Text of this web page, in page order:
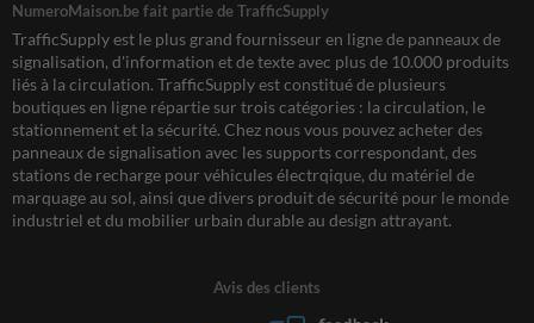
NumeroMaison.be fait partie de TrafficSupply
TrafficSupply est le plus grand fournisseur en ligne de panneaux de
signalisation, d'information et de texte avec plus de 10.000 produits
liés à la circulation. TrafficSupply est constitué de plusieurs
boutiques en ligne répartie sur trois catégories : la circulation, le
stationnement et la sécurité. Chez nous vous pouvez acheter des
panneaux de signalisation avec les supports correspondant, des
stations de recharge pour véhicules électrqique, du matériel de
marquage au sol, ainsi que divers produit de sécurité pour le monde
industriel et du mobilier urbain durable au design attrayant.
Avis des clients